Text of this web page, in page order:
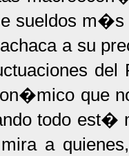
sueldos
a su
que
todo est�
a